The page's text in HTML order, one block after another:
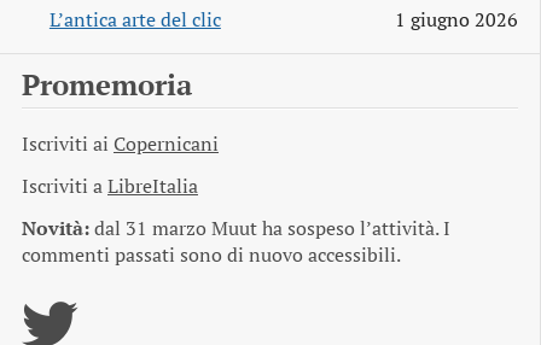
L’antica arte del clic 1 giugno 2026
Promemoria
Iscriviti ai Copernicani
Iscriviti aLibreItalia
Novità:dal 31 marzo Muut ha sospeso l’attività. I
commenti passati sono di nuovo accessibili.